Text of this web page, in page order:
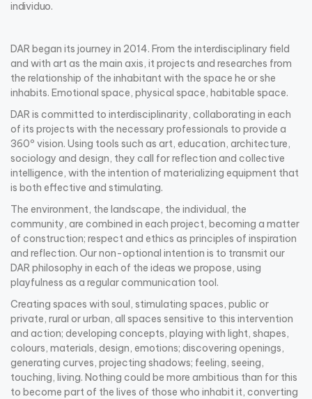
individuo.
DAR began its journey in 2014. From the interdisciplinary field
and with art as the main axis, it projects and researches from
the relationship of the inhabitant with the space he or she
inhabits. Emotional space, physical space, habitable space.
DAR is committed to interdisciplinarity, collaborating in each
of its projects with the necessary professionals to provide a
360º vision. Using tools such as art, education, architecture,
sociology and design, they call for reflection and collective
intelligence, with the intention of materializing equipment that
is both effective and stimulating.
The environment, the landscape, the individual, the
community, are combined in each project, becoming a matter
of construction; respect and ethics as principles of inspiration
and reflection. Our non-optional intention is to transmit our
DAR philosophy in each of the ideas we propose, using
playfulness as a regular communication tool.
Creating spaces with soul, stimulating spaces, public or
private, rural or urban, all spaces sensitive to this intervention
and action; developing concepts, playing with light, shapes,
colours, materials, design, emotions; discovering openings,
generating curves, projecting shadows; feeling, seeing,
touching, living. Nothing could be more ambitious than for this
to become part of the lives of those who inhabit it, converting